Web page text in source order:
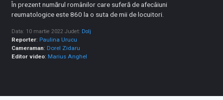
În prezent numărul românilor care suferă de afecâiuni
reumatologice este 860 la o suta de mii de locuitori.
Data: 10 martie 2022 Judet: Dolj
Reporter: Paulina Urucu
Cameraman: Dorel Zidaru
Editor video: Marius Anghel